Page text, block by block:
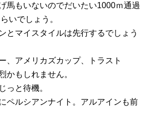
馬もいないのでだいたい1000ｍ通過
いでしょう。
とマイスタイルは先行するでしょう
、アメリカズカップ、トラスト
かもしれません。
っと待機。
ペルシアンナイト。アルアインも前